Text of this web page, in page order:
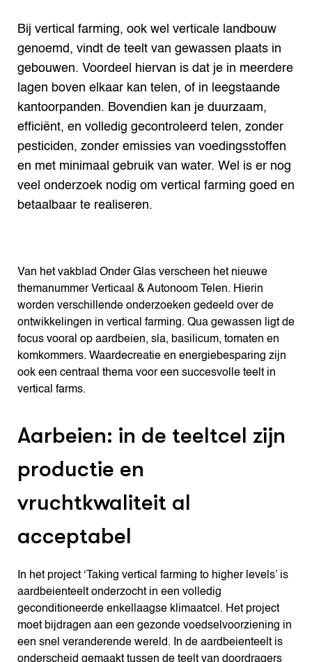
Bij vertical farming, ook wel verticale landbouw
genoemd, vindt de teelt van gewassen plaats in
gebouwen. Voordeel hiervan is dat je in meerdere
lagen boven elkaar kan telen, of in leegstaande
kantoorpanden. Bovendien kan je duurzaam,
efficiënt, en volledig gecontroleerd telen, zonder
pesticiden, zonder emissies van voedingsstoffen
en met minimaal gebruik van water. Wel is er nog
veel onderzoek nodig om vertical farming goed en
betaalbaar te realiseren.
Van het vakblad Onder Glas verscheen het nieuwe
themanummer Verticaal & Autonoom Telen. Hierin
worden verschillende onderzoeken gedeeld over de
ontwikkelingen in vertical farming. Qua gewassen ligt de
focus vooral op aardbeien, sla, basilicum, tomaten en
komkommers. Waardecreatie en energiebesparing zijn
ook een centraal thema voor een succesvolle teelt in
vertical farms.
Aarbeien: in de teeltcel zijn
productie en
vruchtkwaliteit al
acceptabel
In het project ‘Taking vertical farming to higher levels’ is
aardbeienteelt onderzocht in een volledig
geconditioneerde enkellaagse klimaatcel. Het project
moet bijdragen aan een gezonde voedselvoorziening in
een snel veranderende wereld. In de aardbeienteelt is
onderscheid gemaakt tussen de teelt van doordragers